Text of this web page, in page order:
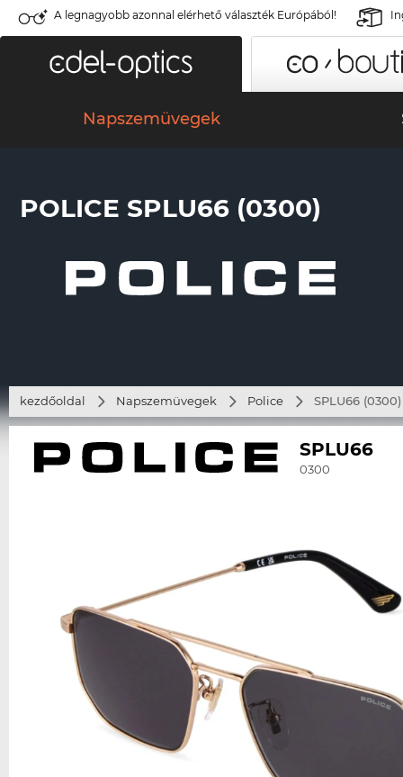
A legnagyobb azonnal elérhető választék Európából!
Napszemüvegek
POLICE SPLU66 (0300)
kezdőoldal Napszemüvegek Police SPLU66 (0300)
SPLU66
0300